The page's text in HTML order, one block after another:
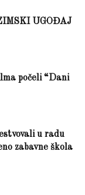
UGOĐAJ
počeli “Dani
u radu
zabavne škola